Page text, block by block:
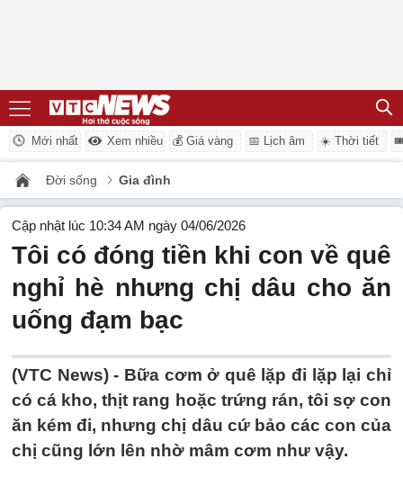
Mới nhất Xem nhiều 💰 Giá vàng 📅 Lịch âm ☀️ Thời tiết
Đời sống Gia đình
Cập nhật lúc 10:34 AM ngày 04/06/2026
Tôi có đóng tiền khi con về quê
nghỉ hè nhưng chị dâu cho ăn
uống đạm bạc
(VTC News) - Bữa cơm ở quê lặp đi lặp lại chỉ
có cá kho, thịt rang hoặc trứng rán, tôi sợ con
ăn kém đi, nhưng chị dâu cứ bảo các con của
chị cũng lớn lên nhờ mâm cơm như vậy.